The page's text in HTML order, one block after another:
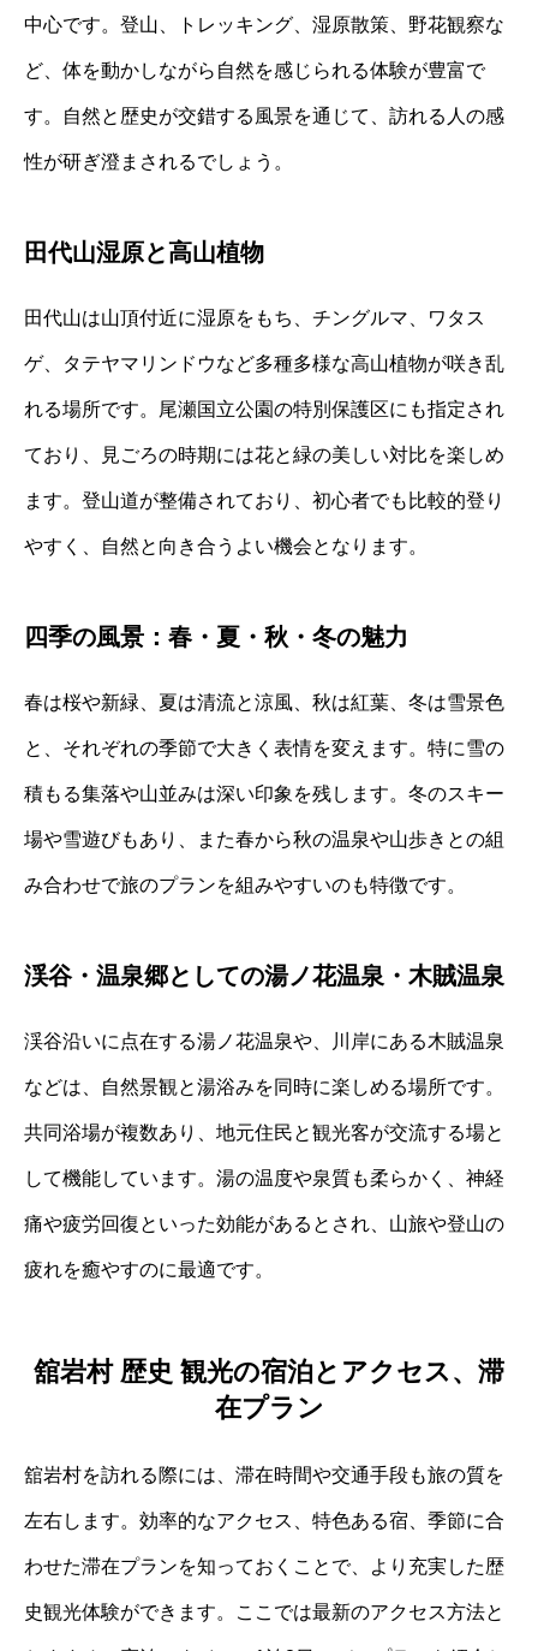
中心です。登山、トレッキング、湿原散策、野花観察な
ど、体を動かしながら自然を感じられる体験が豊富で
す。自然と歴史が交錯する風景を通じて、訪れる人の感
性が研ぎ澄まされるでしょう。
田代山湿原と高山植物
田代山は山頂付近に湿原をもち、チングルマ、ワタス
ゲ、タテヤマリンドウなど多種多様な高山植物が咲き乱
れる場所です。尾瀬国立公園の特別保護区にも指定され
ており、見ごろの時期には花と緑の美しい対比を楽しめ
ます。登山道が整備されており、初心者でも比較的登り
やすく、自然と向き合うよい機会となります。
四季の風景：春・夏・秋・冬の魅力
春は桜や新緑、夏は清流と涼風、秋は紅葉、冬は雪景色
と、それぞれの季節で大きく表情を変えます。特に雪の
積もる集落や山並みは深い印象を残します。冬のスキー
場や雪遊びもあり、また春から秋の温泉や山歩きとの組
み合わせで旅のプランを組みやすいのも特徴です。
渓谷・温泉郷としての湯ノ花温泉・木賊温泉
渓谷沿いに点在する湯ノ花温泉や、川岸にある木賊温泉
などは、自然景観と湯浴みを同時に楽しめる場所です。
共同浴場が複数あり、地元住民と観光客が交流する場と
して機能しています。湯の温度や泉質も柔らかく、神経
痛や疲労回復といった効能があるとされ、山旅や登山の
疲れを癒やすのに最適です。
舘岩村 歴史 観光の宿泊とアクセス、滞
在プラン
舘岩村を訪れる際には、滞在時間や交通手段も旅の質を
左右します。効率的なアクセス、特色ある宿、季節に合
わせた滞在プランを知っておくことで、より充実した歴
史観光体験ができます。ここでは最新のアクセス方法と